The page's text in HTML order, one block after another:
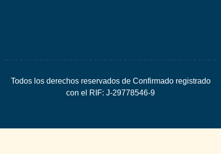
Todos los derechos reservados de Confirmado registrado
con el RIF: J-29778546-9